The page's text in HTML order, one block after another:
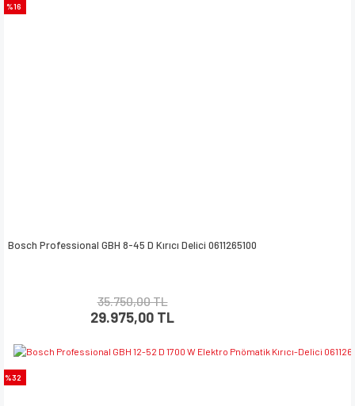
%16
Bosch Professional GBH 8-45 D Kırıcı Delici 0611265100
35.750,00 TL
29.975,00 TL
%32